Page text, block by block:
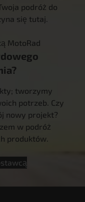
podróż do
się tutaj.
MotoRad
tworzymy
potrzeb. Czy
nowy projekt?
w podróż
produktów.